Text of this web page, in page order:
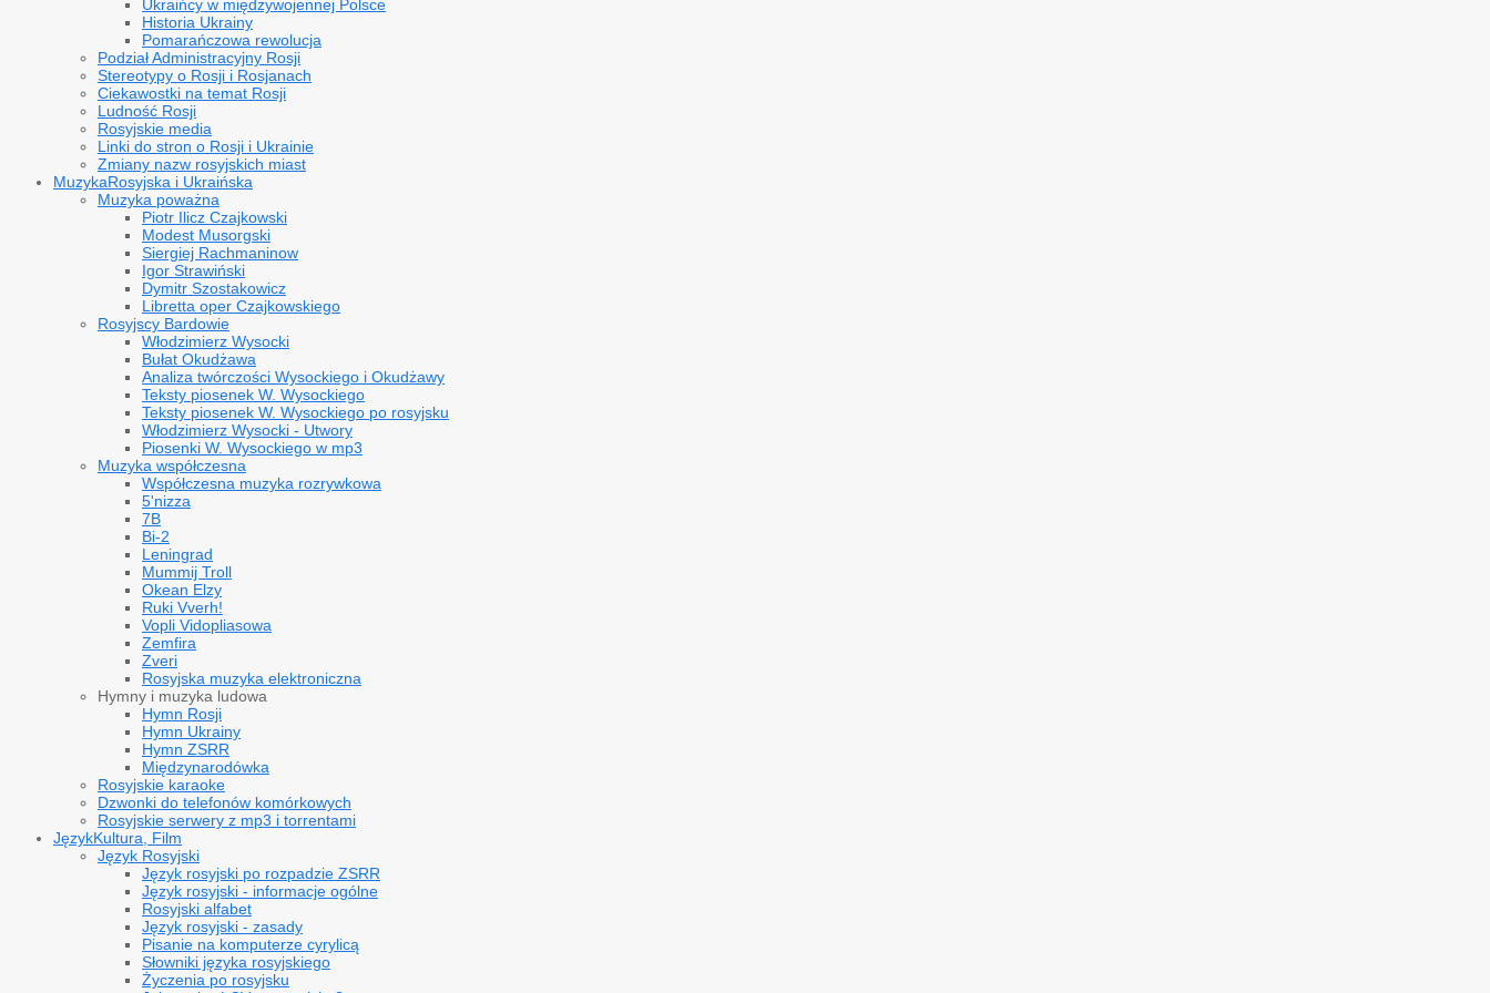
Ukraińcy w międzywojennej Polsce
Historia Ukrainy
Pomarańczowa rewolucja
Podział Administracyjny Rosji
Stereotypy o Rosji i Rosjanach
Ciekawostki na temat Rosji
Ludność Rosji
Rosyjskie media
Linki do stron o Rosji i Ukrainie
Zmiany nazw rosyjskich miast
MuzykaRosyjska i Ukraińska
Muzyka poważna
Piotr Ilicz Czajkowski
Modest Musorgski
Siergiej Rachmaninow
Igor Strawiński
Dymitr Szostakowicz
Libretta oper Czajkowskiego
Rosyjscy Bardowie
Włodzimierz Wysocki
Bułat Okudżawa
Analiza twórczości Wysockiego i Okudżawy
Teksty piosenek W. Wysockiego
Teksty piosenek W. Wysockiego po rosyjsku
Włodzimierz Wysocki - Utwory
Piosenki W. Wysockiego w mp3
Muzyka współczesna
Współczesna muzyka rozrywkowa
5'nizza
7B
Bi-2
Leningrad
Mummij Troll
Okean Elzy
Ruki Vverh!
Vopli Vidopliasowa
Zemfira
Zveri
Rosyjska muzyka elektroniczna
Hymny i muzyka ludowa
Hymn Rosji
Hymn Ukrainy
Hymn ZSRR
Międzynarodówka
Rosyjskie karaoke
Dzwonki do telefonów komórkowych
Rosyjskie serwery z mp3 i torrentami
JęzykKultura, Film
Język Rosyjski
Język rosyjski po rozpadzie ZSRR
Język rosyjski - informacje ogólne
Rosyjski alfabet
Język rosyjski - zasady
Pisanie na komputerze cyrylicą
Słowniki języka rosyjskiego
Życzenia po rosyjsku